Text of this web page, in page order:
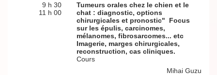
9 h 30
11 h 00
Tumeurs orales chez le chien et le
chat : diagnostic, options
chirurgicales et pronostic" Focus
sur les épulis, carcinomes,
mélanomes, fibrosarcomes... etc
Imagerie, marges chirurgicales,
reconstruction, cas cliniques.
Cours
Mihai Guzu